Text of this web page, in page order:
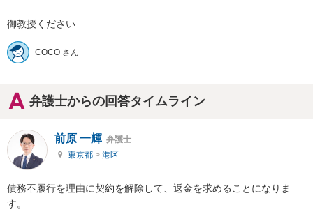
御教授ください
COCO さん
弁護士からの回答タイムライン
前原 一輝 弁護士
東京都 > 港区
債務不履行を理由に契約を解除して、返金を求めることになりま
す。